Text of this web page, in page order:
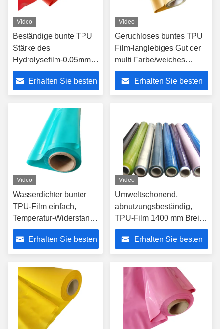
Video
Beständige bunte TPU
Stärke des
Hydrolysefilm-0.05mm-
1.5mm für
Fußbekleidungs-
Handtaschen
Erhalten Sie besten
Video
Geruchloses buntes TPU
Film-langlebiges Gut der
multi Farbe/weiches
Material für
Fußbekleidungs-
Handtaschen
Erhalten Sie besten
Video
Wasserdichter bunter
TPU-Film einfach,
Temperatur-Widerstand
-10°C-120°C zu säubern
Erhalten Sie besten
Video
Umweltschonend,
abnutzungsbeständig,
TPU-Film 1400 mm Breite
anpassbar
Erhalten Sie besten